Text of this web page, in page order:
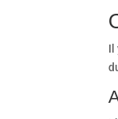
Il